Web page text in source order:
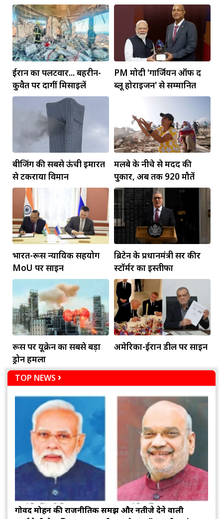
ईरान का पलटवार... बहरीन-
कुवैत पर दागीं मिसाइलें
PM मोदी 'गार्जियन ऑफ द
ब्लू होराइजन' से सम्मानित
बीजिंग की सबसे ऊंची इमारत
से टकराया विमान
मलबे के नीचे से मदद की
पुकार, अब तक 920 मौतें
भारत-रूस न्यायिक सहयोग
MoU पर साइन
ब्रिटेन के प्रधानमंत्री सर कीर
स्टॉर्मर का इस्तीफा
रूस पर यूक्रेन का सबसे बड़ा
ड्रोन हमला
अमेरिका-ईरान डील पर साइन
TOP NEWS
गोविंद मोहन की राजनीतिक समझ और नतीजे देने वाली